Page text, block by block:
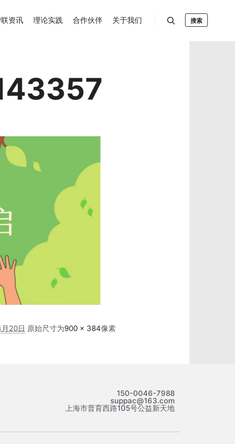
资讯 理论实践 合作伙伴 关于我们 搜索
20日 原始尺寸为900 × 384像素
150-0046-7988
suppac@163.com
上海市普育西路105号公益新天地